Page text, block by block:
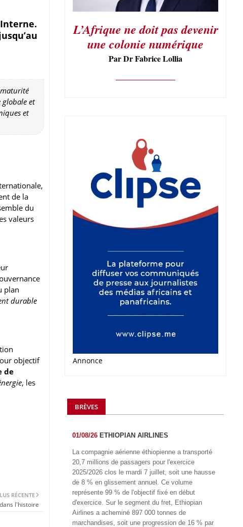
globale et
et
de la
du
valeurs
plan
durable
objectif
de
, les
RÉCENTE
l'histoire
L’Afrique ne doit pas devenir
une colonie numérique
Par Dr Fabrice Lollia
Annonce
BRÈVES
01/08/26 ETHIOPIAN AIRLINES
La compagnie aérienne éthiopienne a transporté
20,7 millions de passagers pour l'exercice
2025/2026 clos le mardi 7 juillet, soit une hausse
de 8 % en glissement annuel. Ce volume
représente 99 % de l'objectif fixé en début
d'exercice. Sur le segment du fret, Ethiopian
Airlines a acheminé 897 000 tonnes de
marchandises, soit une progression de 16 % par